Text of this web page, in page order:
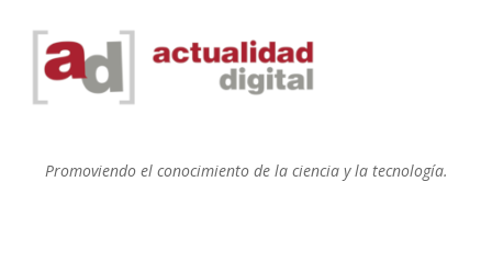
Promoviendo el conocimiento de la ciencia y la tecnología.